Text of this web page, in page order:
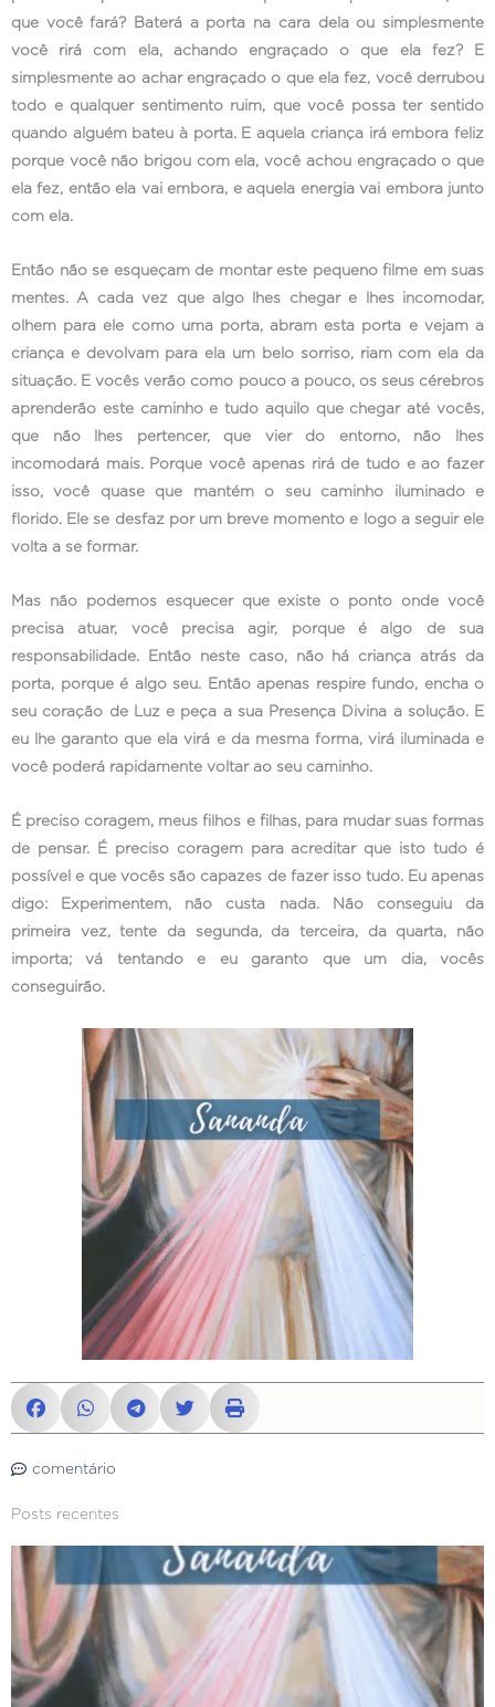
que você fará? Baterá a porta na cara dela ou simplesmente
você rirá com ela, achando engraçado o que ela fez? E
simplesmente ao achar engraçado o que ela fez, você derrubou
todo e qualquer sentimento ruim, que você possa ter sentido
quando alguém bateu à porta. E aquela criança irá embora feliz
porque você não brigou com ela, você achou engraçado o que
ela fez, então ela vai embora, e aquela energia vai embora junto
com ela.
Então não se esqueçam de montar este pequeno filme em suas
mentes. A cada vez que algo lhes chegar e lhes incomodar,
olhem para ele como uma porta, abram esta porta e vejam a
criança e devolvam para ela um belo sorriso, riam com ela da
situação. E vocês verão como pouco a pouco, os seus cérebros
aprenderão este caminho e tudo aquilo que chegar até vocês,
que não lhes pertencer, que vier do entorno, não lhes
incomodará mais. Porque você apenas rirá de tudo e ao fazer
isso, você quase que mantém o seu caminho iluminado e
florido. Ele se desfaz por um breve momento e logo a seguir ele
volta a se formar.
Mas não podemos esquecer que existe o ponto onde você
precisa atuar, você precisa agir, porque é algo de sua
responsabilidade. Então neste caso, não há criança atrás da
porta, porque é algo seu. Então apenas respire fundo, encha o
seu coração de Luz e peça a sua Presença Divina a solução. E
eu lhe garanto que ela virá e da mesma forma, virá iluminada e
você poderá rapidamente voltar ao seu caminho.
É preciso coragem, meus filhos e filhas, para mudar suas formas
de pensar. É preciso coragem para acreditar que isto tudo é
possível e que vocês são capazes de fazer isso tudo. Eu apenas
digo: Experimentem, não custa nada. Não conseguiu da
primeira vez, tente da segunda, da terceira, da quarta, não
importa; vá tentando e eu garanto que um dia, vocês
conseguirão.
comentário
Posts recentes